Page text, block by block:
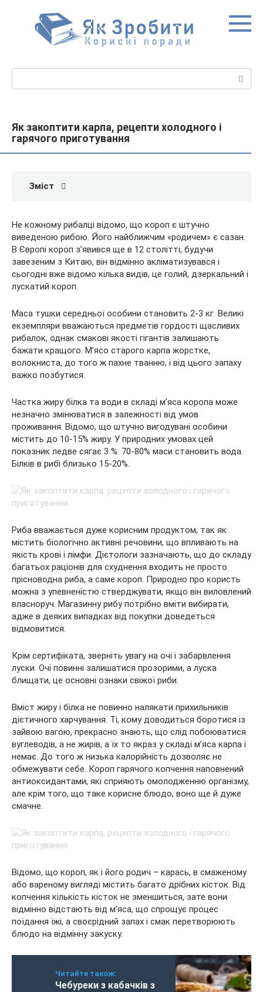
Як закоптити карпа, рецепти холодного і
гарячого приготування
Зміст
Не кожному рибалці відомо, що короп є штучно
виведеною рибою. Його найближчим «родичем» є сазан.
В Європі короп з’явився ще в 12 столітті, будучи
завезеним з Китаю, він відмінно акліматизувався і
сьогодні вже відомо кілька видів, це голий, дзеркальний і
лускатий короп.
Маса тушки середньої особини становить 2-3 кг. Великі
екземпляри вважаються предметів гордості щасливих
рибалок, однак смакові якості гігантів залишають
бажати кращого. М’ясо старого карпа жорстке,
волокниста, до того ж пахне тванню, і від цього запаху
важко позбутися.
Частка жиру білка та води в складі м’яса коропа може
незначно змінюватися в залежності від умов
проживання. Відомо, що штучно вигодувані особини
містить до 10-15% жиру. У природних умовах цей
показник ледве сягає 3 %. 70-80% маси становить вода.
Білків в рибі близько 15-20%.
Риба вважається дуже корисним продуктом, так як
містить біологічно активні речовини, що впливають на
якість крові і лімфи. Дієтологи зазначають, що до складу
багатьох раціонів для схуднення входить не просто
прісноводна риба, а саме короп. Природно про користь
можна з упевненістю стверджувати, якщо він виловлений
власноруч. Магазинну рибу потрібно вміти вибирати,
адже в деяких випадках від покупки доведеться
відмовитися.
Крім сертифіката, зверніть увагу на очі і забарвлення
луски. Очі повинні залишатися прозорими, а луска
блищати, це основні ознаки свіжої риби.
Вміст жиру і білка не повинно налякати прихильників
дієтичного харчування. Ті, кому доводиться боротися із
зайвою вагою, прекрасно знають, що слід побоюватися
вуглеводів, а не жирів, а їх то якраз у складі м’яса карпа і
немає. До того ж низька калорійність дозволяє не
обмежувати себе. Короп гарячого копчення наповнений
антиоксидантами, які сприяють омолодженню організму,
але крім того, що таке корисне блюдо, воно ще й дуже
смачне.
Відомо, що короп, як і його родич – карась, в смаженому
або вареному вигляді містить багато дрібних кісток. Від
копчення кількість кісток не зменшиться, зате вони
відмінно відстають від м’яса, що спрощує процес
поїдання їжі, а своєрідний запах і смак перетворюють
блюдо на відмінну закуску.
Читайте також:
Чебуреки з кабачків з